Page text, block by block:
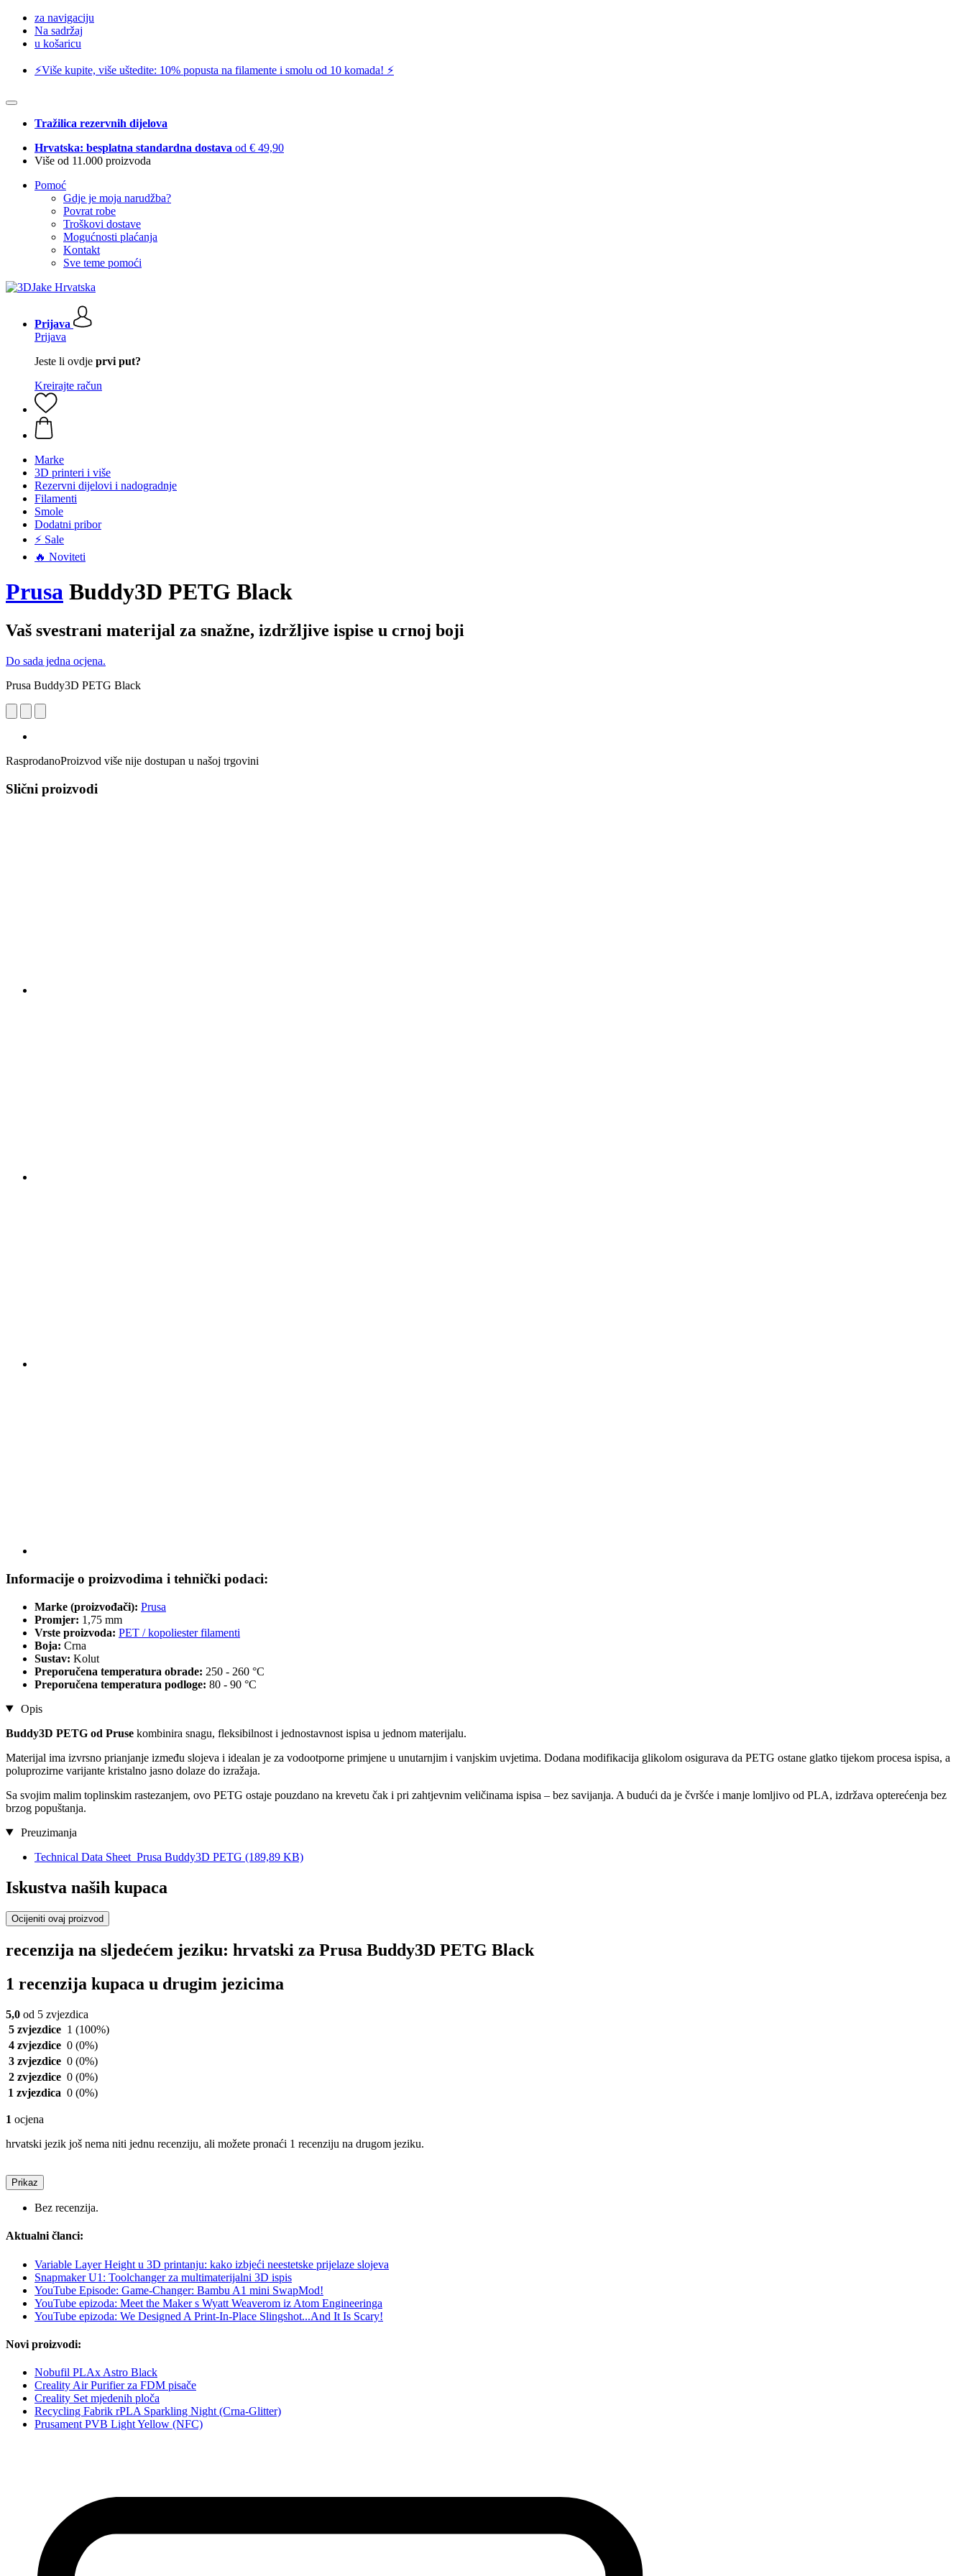
za navigaciju
Na sadržaj
u košaricu
⚡️Više kupite, više uštedite: 10% popusta na filamente i smolu od 10 komada! ⚡️
Tražilica rezervnih dijelova
Hrvatska: besplatna standardna dostava od € 49,90
Više od 11.000 proizvoda
Pomoć
Gdje je moja narudžba?
Povrat robe
Troškovi dostave
Mogućnosti plaćanja
Kontakt
Sve teme pomoći
Prijava
Prijava
Jeste li ovdje prvi put?
Kreirajte račun
Marke
3D printeri i više
Rezervni dijelovi i nadogradnje
Filamenti
Smole
Dodatni pribor
⚡ Sale
🔥 Noviteti
Prusa Buddy3D PETG Black
Vaš svestrani materijal za snažne, izdržljive ispise u crnoj boji
Do sada jedna ocjena.
Prusa Buddy3D PETG Black
RasprodanoProizvod više nije dostupan u našoj trgovini
Slični proizvodi
Informacije o proizvodima i tehnički podaci:
Marke (proizvođači): Prusa
Promjer: 1,75 mm
Vrste proizvoda: PET / kopoliester filamenti
Boja: Crna
Sustav: Kolut
Preporučena temperatura obrade: 250 - 260 °C
Preporučena temperatura podloge: 80 - 90 °C
Opis
Buddy3D PETG od Pruse kombinira snagu, fleksibilnost i jednostavnost ispisa u jednom materijalu.
Materijal ima izvrsno prianjanje između slojeva i idealan je za vodootporne primjene u unutarnjim i vanjskim uvjetima. Dodana modifikacija glikolom osigurava da PETG ostane glatko tijekom procesa ispisa, a
poluprozirne varijante kristalno jasno dolaze do izražaja.
Sa svojim malim toplinskim rastezanjem, ovo PETG ostaje pouzdano na krevetu čak i pri zahtjevnim veličinama ispisa – bez savijanja. A budući da je čvršće i manje lomljivo od PLA, izdržava opterećenja bez
brzog popuštanja.
Preuzimanja
Technical Data Sheet_Prusa Buddy3D PETG (189,89 KB)
Iskustva naših kupaca
Ocijeniti ovaj proizvod
recenzija na sljedećem jeziku: hrvatski za Prusa Buddy3D PETG Black
1 recenzija kupaca u drugim jezicima
5,0 od 5 zvjezdica
5 zvjezdice 1 (100%)
4 zvjezdice 0 (0%)
3 zvjezdice 0 (0%)
2 zvjezdice 0 (0%)
1 zvjezdica 0 (0%)
1 ocjena
hrvatski jezik još nema niti jednu recenziju, ali možete pronaći 1 recenziju na drugom jeziku.
Prikaz
Bez recenzija.
Aktualni članci:
Variable Layer Height u 3D printanju: kako izbjeći neestetske prijelaze slojeva
Snapmaker U1: Toolchanger za multimaterijalni 3D ispis
YouTube Episode: Game-Changer: Bambu A1 mini SwapMod!
YouTube epizoda: Meet the Maker s Wyatt Weaverom iz Atom Engineeringa
YouTube epizoda: We Designed A Print-In-Place Slingshot...And It Is Scary!
Novi proizvodi:
Nobufil PLAx Astro Black
Creality Air Purifier za FDM pisače
Creality Set mjedenih ploča
Recycling Fabrik rPLA Sparkling Night (Crna-Glitter)
Prusament PVB Light Yellow (NFC)